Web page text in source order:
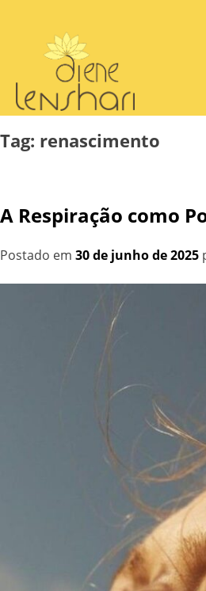
content
Tag: renascimento
A Respiração como
Postado em 30 de junho de 2025